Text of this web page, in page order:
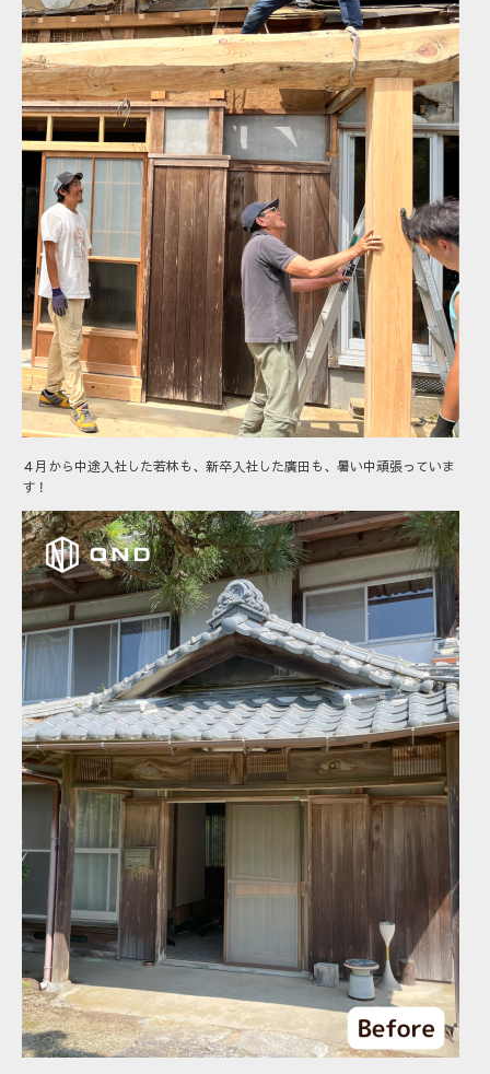
４月から中途入社した若林も、新卒入社した廣田も、暑い中頑張っていま
す！